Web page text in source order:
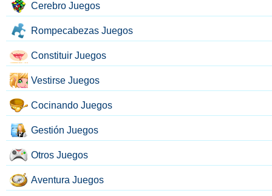
Cerebro Juegos
Rompecabezas Juegos
Constituir Juegos
Vestirse Juegos
Cocinando Juegos
Gestión Juegos
Otros Juegos
Aventura Juegos